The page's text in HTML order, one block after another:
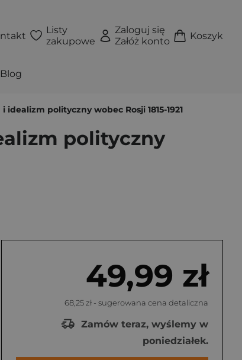
Listy
zakupowe
Zaloguj się
Załóż konto
Koszyk
Blog
polityczny wobec Rosji 1815-1921
polityczny
49,99 zł
68,25 zł - sugerowana cena detaliczna
Zamów teraz, wyślemy w
poniedziałek.